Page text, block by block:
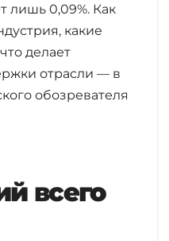
лишь 0,09%. Как
какие
делает
отрасли — в
обозревателя
всего